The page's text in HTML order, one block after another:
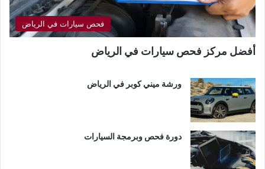
فحص سيارات في الرياض
أفضل مركز فحص سيارات في الرياض
ورشة ميني كوبر في الرياض
دورة فحص وبرمجة السيارات